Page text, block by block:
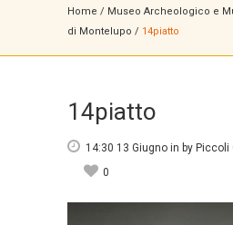
Home / Museo Archeologico e
di Montelupo / 14piatto
14piatto
14:30 13 Giugno in by Piccoli
0